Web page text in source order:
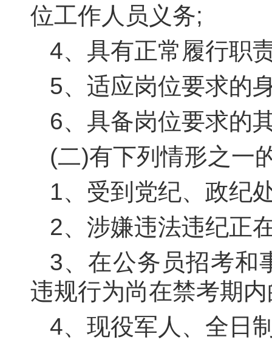
位工作人员义务;
4、具有正常履行职
5、适应岗位要求的
6、具备岗位要求的
(二)有下列情形之一
1、受到党纪、政纪
2、涉嫌违法违纪正
3、在公务员招考和
违规行为尚在禁考期
4、现役军人、全日